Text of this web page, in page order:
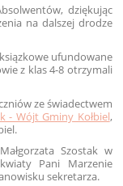
dziękując
na dalszej drodze
ufundowane
z klas 4-8 otrzymali
ze świadectwem
- Wójt Gminy Kołbiel,
Szostak w
Pani Marzenie
sekretarza.